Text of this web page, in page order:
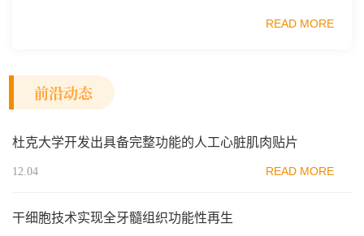
READ MORE
前沿动态
杜克大学开发出具备完整功能的人工心脏肌肉贴片
12.04 READ MORE
干细胞技术实现全牙髓组织功能性再生